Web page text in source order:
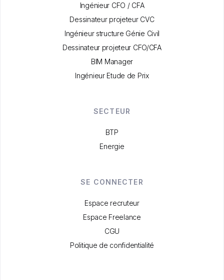
Ingénieur CFO / CFA
Dessinateur projeteur CVC
Ingénieur structure Génie Civil
Dessinateur projeteur CFO/CFA
BIM Manager
Ingénieur Etude de Prix
SECTEUR
BTP
Energie
SE CONNECTER
Espace recruteur
Espace Freelance
CGU
Politique de confidentialité